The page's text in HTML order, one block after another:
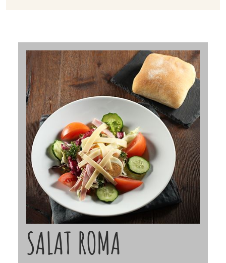
SALAT ROMA